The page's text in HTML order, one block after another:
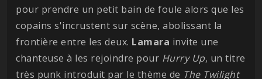
pour prendre un petit bain de foule alors que les
copains s'incrustent sur scène, abolissant la
frontière entre les deux. Lamara invite une
chanteuse à les rejoindre pour Hurry Up, un titre
très punk introduit par le thème de The Twilight